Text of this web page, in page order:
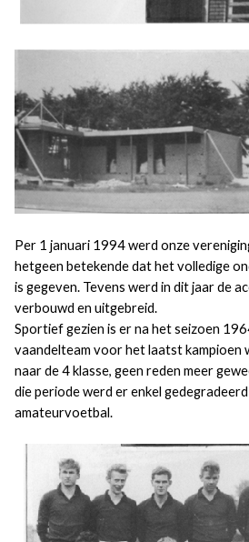
Per 1 januari 1994 werd onze
hetgeen betekende dat het volledige
is gegeven. Tevens werd in dit jaar de
verbouwd en uitgebreid.
Sportief gezien is er na het seizoen
vaandelteam voor het laatst kampioen
naar de 4 klasse, geen reden meer
die periode werd er enkel
amateurvoetbal.